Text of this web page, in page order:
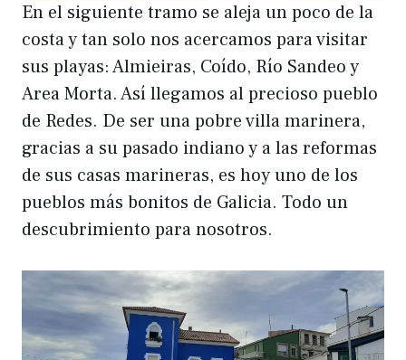
En el siguiente tramo se aleja un poco de la
costa y tan solo nos acercamos para visitar
sus playas: Almieiras, Coído, Río Sandeo y
Area Morta. Así llegamos al precioso pueblo
de Redes. De ser una pobre villa marinera,
gracias a su pasado indiano y a las reformas
de sus casas marineras, es hoy uno de los
pueblos más bonitos de Galicia. Todo un
descubrimiento para nosotros.